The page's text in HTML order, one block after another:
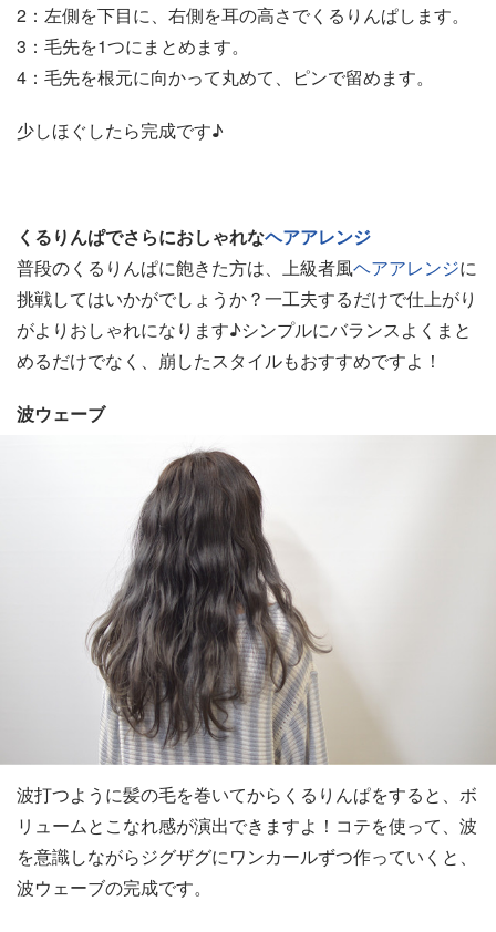
2：左側を下目に、右側を耳の高さでくるりんぱします。
3：毛先を1つにまとめます。
4：毛先を根元に向かって丸めて、ピンで留めます。
少しほぐしたら完成です♪
くるりんぱでさらにおしゃれなヘアアレンジ
普段のくるりんぱに飽きた方は、上級者風ヘアアレンジに
挑戦してはいかがでしょうか？一工夫するだけで仕上がり
がよりおしゃれになります♪シンプルにバランスよくまと
めるだけでなく、崩したスタイルもおすすめですよ！
波ウェーブ
波打つように髪の毛を巻いてからくるりんぱをすると、ボ
リュームとこなれ感が演出できますよ！コテを使って、波
を意識しながらジグザグにワンカールずつ作っていくと、
波ウェーブの完成です。